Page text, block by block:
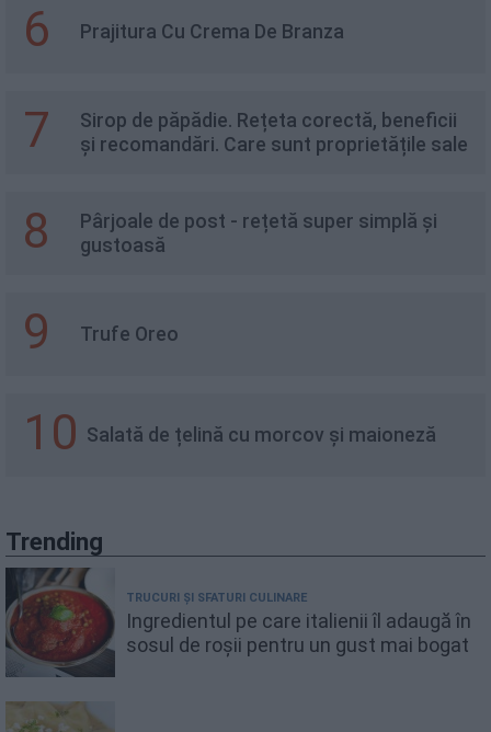
6 Prajitura Cu Crema De Branza
7
Sirop de păpădie. Rețeta corectă, beneficii
și recomandări. Care sunt proprietățile sale
8
Pârjoale de post - rețetă super simplă și
gustoasă
9 Trufe Oreo
10 Salată de țelină cu morcov și maioneză
Trending
TRUCURI ȘI SFATURI CULINARE
Ingredientul pe care italienii îl adaugă în
sosul de roșii pentru un gust mai bogat